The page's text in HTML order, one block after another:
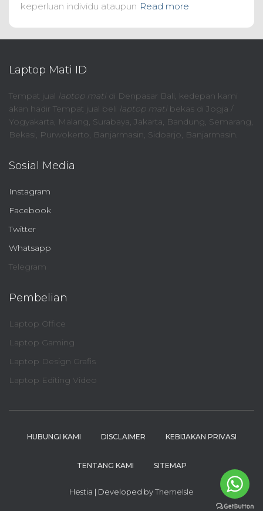
keperluan individu ataupun Read more
Laptop Mati ID
Tempat jual laptop matidi Denpasar Bali, kedepan kami
akan hadir Tempat jual beli laptop matibekas di Jogja /
Yogyakarta, Malang, Surabaya, Jakarta, Bandung, Semarang,
Bekasi, Purwokerto, Banjarmasin, Sidoarjo, Banjarmasin.
Sosial Media
Instagram
Facebook
Twitter
Whatsapp
Telegram
Pembelian
Laptop Office
Laptop Gaming
Laptop Design Grafis
Laptop Editing Video
HUBUNGI KAMI DISCLAIMER KEBIJAKAN PRIVASI
TENTANG KAMI SITEMAP
Hestia | Developed byThemeIsle